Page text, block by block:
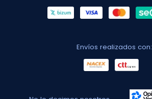
Envíos realizados con: